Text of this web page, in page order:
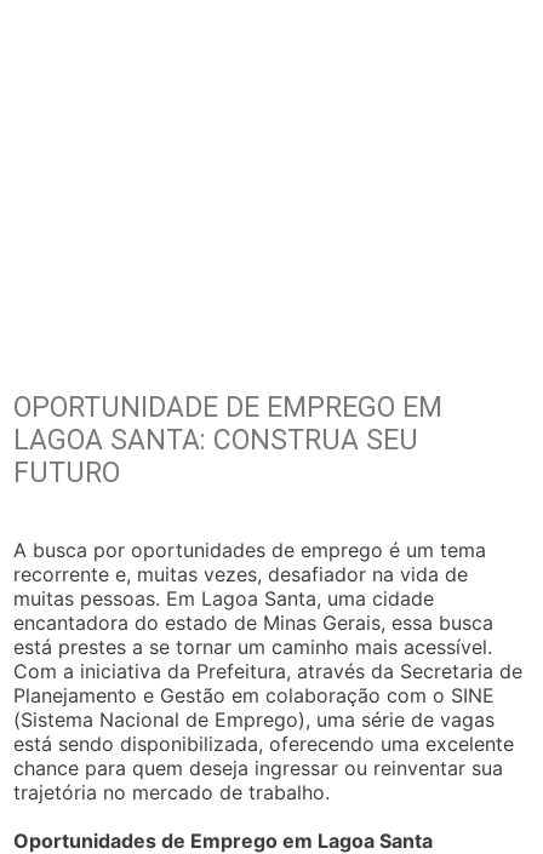
OPORTUNIDADE DE EMPREGO EM
LAGOA SANTA: CONSTRUA SEU
FUTURO
A busca por oportunidades de emprego é um tema
recorrente e, muitas vezes, desafiador na vida de
muitas pessoas. Em Lagoa Santa, uma cidade
encantadora do estado de Minas Gerais, essa busca
está prestes a se tornar um caminho mais acessível.
Com a iniciativa da Prefeitura, através da Secretaria de
Planejamento e Gestão em colaboração com o SINE
(Sistema Nacional de Emprego), uma série de vagas
está sendo disponibilizada, oferecendo uma excelente
chance para quem deseja ingressar ou reinventar sua
trajetória no mercado de trabalho.
Oportunidades de Emprego em Lagoa Santa